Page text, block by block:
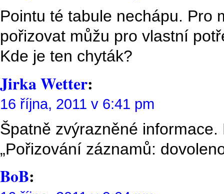
Pointu té tabule nechápu. Pro
pořizovat můžu pro vlastní
Kde je ten chyták?
Jirka Wetter:
16 října, 2011 v 6:41 pm
Špatně zvýrazněné
„Pořizování záznamů:
BoB: